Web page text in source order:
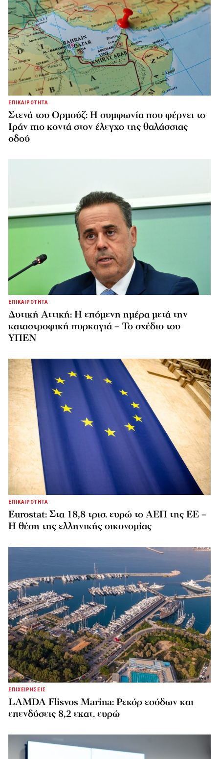
ΕΠΙΚΑΙΡΟΤΗΤΑ
Στενά του Ορμούζ: Η συμφωνία που φέρνει το
Ιράν πιο κοντά στον έλεγχο της θαλάσσιας
οδού
ΕΠΙΚΑΙΡΟΤΗΤΑ
Δυτική Αττική: Η επόμενη ημέρα μετά την
καταστροφική πυρκαγιά – Το σχέδιο του
ΥΠΕΝ
ΕΠΙΚΑΙΡΟΤΗΤΑ
Eurostat: Στα 18,8 τρισ. ευρώ το ΑΕΠ της ΕΕ –
Η θέση της ελληνικής οικονομίας
ΕΠΙΧΕΙΡΗΣΕΙΣ
LAMDA Flisvos Marina: Ρεκόρ εσόδων και
επενδύσεις 8,2 εκατ. ευρώ